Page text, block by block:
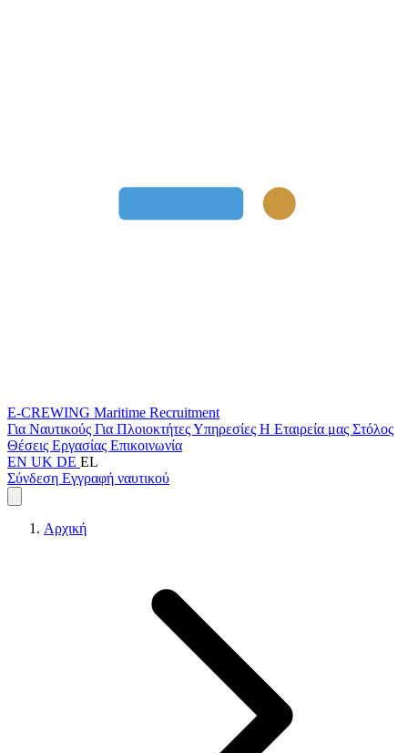
E-CREWING Maritime Recruitment
Για Ναυτικούς Για ΠλοιοκτήτεςΥπηρεσίες Η Εταιρεία μας Στόλος
Θέσεις Εργασίας Επικοινωνία
EN UK DE EL
Σύνδεση Εγγραφή ναυτικού
Αρχική